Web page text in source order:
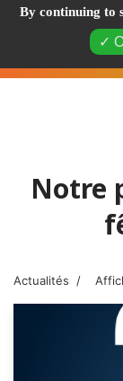
Notre
Actualités
By continuing to
✓